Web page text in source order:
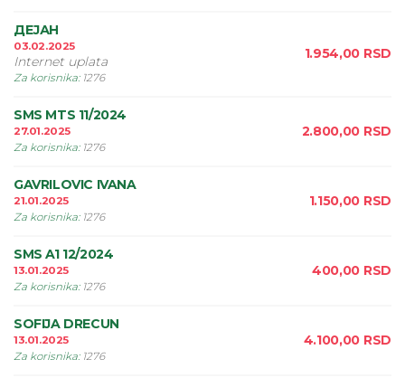
ДЕЈАН
03.02.2025
Internet uplata
Za korisnika: 1276
1.954,00 RSD
SMS MTS 11/2024
27.01.2025
Za korisnika: 1276
2.800,00 RSD
GAVRILOVIC IVANA
21.01.2025
Za korisnika: 1276
1.150,00 RSD
SMS A1 12/2024
13.01.2025
Za korisnika: 1276
400,00 RSD
SOFIJA DRECUN
13.01.2025
Za korisnika: 1276
4.100,00 RSD